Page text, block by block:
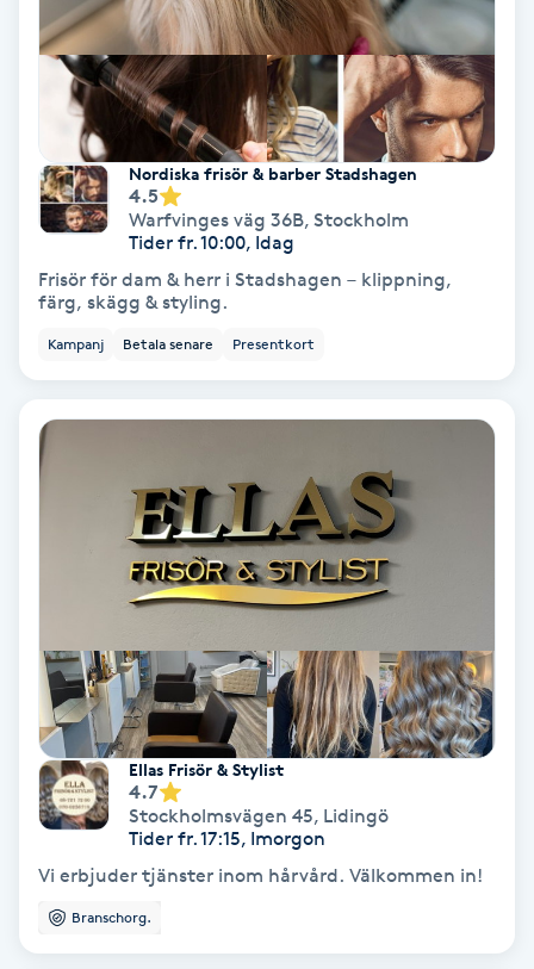
Regndroppsmassage
Reikihealing
Reiki massage
Restorative Yoga
Rosacea
Rosenmetoden
Ryggmassage
Samtalsterapi
Shiatsu
Singelfransar
Sjukgymnastik
Skalpmassage
Nordiska frisör & barber Stadshagen
4.5
Warfvinges väg 36B, Stockholm
Tider fr. 10:00, Idag
Frisör för dam & herr i Stadshagen – klippning,
färg, skägg & styling.
Kampanj Betala senare Presentkort
Ellas Frisör & Stylist
4.7
Stockholmsvägen 45, Lidingö
Tider fr. 17:15, Imorgon
Vi erbjuder tjänster inom hårvård. Välkommen in!
Branschorg.